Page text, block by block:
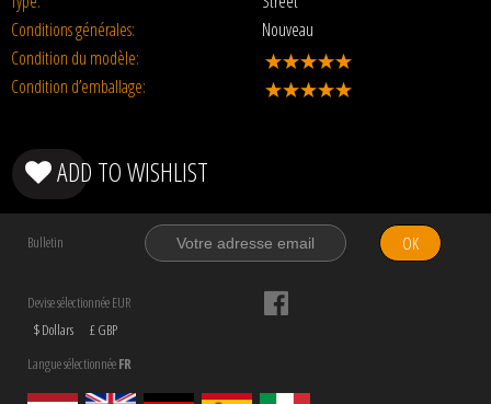
Conditions générales:
Nouveau
Condition du modèle:
Condition d’emballage:
ADD TO WISHLIST
Bulletin OK
Devise sélectionnée EUR
$ Dollars
£ GBP
Langue sélectionnéeFR